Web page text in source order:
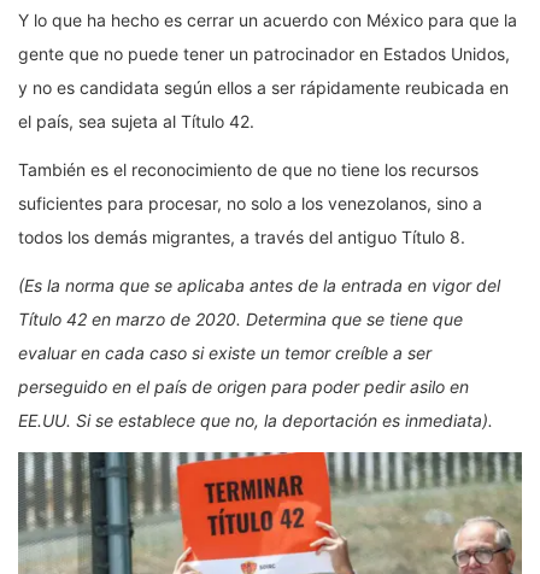
Y lo que ha hecho es cerrar un acuerdo con México para que la
gente que no puede tener un patrocinador en Estados Unidos,
y no es candidata según ellos a ser rápidamente reubicada en
el país, sea sujeta al Título 42.
También es el reconocimiento de que no tiene los recursos
suficientes para procesar, no solo a los venezolanos, sino a
todos los demás migrantes, a través del antiguo Título 8.
(Es la norma que se aplicaba antes de la entrada en vigor del
Título 42 en marzo de 2020. Determina que se tiene que
evaluar en cada caso si existe un temor creíble a ser
perseguido en el país de origen para poder pedir asilo en
EE.UU. Si se establece que no, la deportación es inmediata).